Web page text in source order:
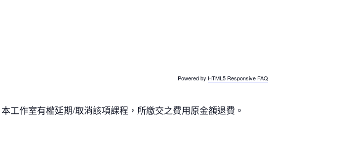
Powered by HTML5 Responsive FAQ
工作室有權延期/取消該項課程，所繳交之費用原金額退費。